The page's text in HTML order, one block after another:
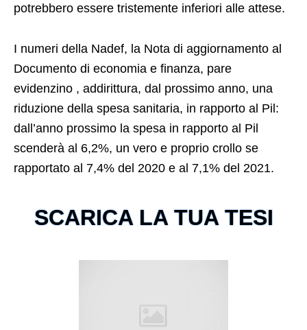
potrebbero essere tristemente inferiori alle attese.
I numeri della Nadef, la Nota di aggiornamento al
Documento di economia e finanza, pare
evidenzino , addirittura, dal prossimo anno, una
riduzione della spesa sanitaria, in rapporto al Pil:
dall’anno prossimo la spesa in rapporto al Pil
scenderà al 6,2%, un vero e proprio crollo se
rapportato al 7,4% del 2020 e al 7,1% del 2021.
SCARICA LA TUA TESI